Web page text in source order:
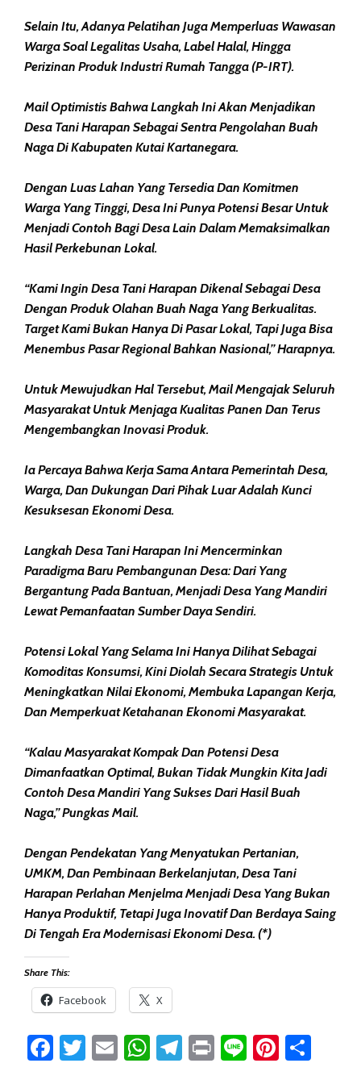
Selain Itu, Adanya Pelatihan Juga Memperluas Wawasan
Warga Soal Legalitas Usaha, Label Halal, Hingga
Perizinan Produk Industri Rumah Tangga (P-IRT).
Mail Optimistis Bahwa Langkah Ini Akan Menjadikan
Desa Tani Harapan Sebagai Sentra Pengolahan Buah
Naga Di Kabupaten Kutai Kartanegara.
Dengan Luas Lahan Yang Tersedia Dan Komitmen
Warga Yang Tinggi, Desa Ini Punya Potensi Besar Untuk
Menjadi Contoh Bagi Desa Lain Dalam Memaksimalkan
Hasil Perkebunan Lokal.
“Kami Ingin Desa Tani Harapan Dikenal Sebagai Desa
Dengan Produk Olahan Buah Naga Yang Berkualitas.
Target Kami Bukan Hanya Di Pasar Lokal, Tapi Juga Bisa
Menembus Pasar Regional Bahkan Nasional,” Harapnya.
Untuk Mewujudkan Hal Tersebut, Mail Mengajak Seluruh
Masyarakat Untuk Menjaga Kualitas Panen Dan Terus
Mengembangkan Inovasi Produk.
Ia Percaya Bahwa Kerja Sama Antara Pemerintah Desa,
Warga, Dan Dukungan Dari Pihak Luar Adalah Kunci
Kesuksesan Ekonomi Desa.
Langkah Desa Tani Harapan Ini Mencerminkan
Paradigma Baru Pembangunan Desa: Dari Yang
Bergantung Pada Bantuan, Menjadi Desa Yang Mandiri
Lewat Pemanfaatan Sumber Daya Sendiri.
Potensi Lokal Yang Selama Ini Hanya Dilihat Sebagai
Komoditas Konsumsi, Kini Diolah Secara Strategis Untuk
Meningkatkan Nilai Ekonomi, Membuka Lapangan Kerja,
Dan Memperkuat Ketahanan Ekonomi Masyarakat.
“Kalau Masyarakat Kompak Dan Potensi Desa
Dimanfaatkan Optimal, Bukan Tidak Mungkin Kita Jadi
Contoh Desa Mandiri Yang Sukses Dari Hasil Buah
Naga,” Pungkas Mail.
Dengan Pendekatan Yang Menyatukan Pertanian,
UMKM, Dan Pembinaan Berkelanjutan, Desa Tani
Harapan Perlahan Menjelma Menjadi Desa Yang Bukan
Hanya Produktif, Tetapi Juga Inovatif Dan Berdaya Saing
Di Tengah Era Modernisasi Ekonomi Desa. (*)
Share This:
Facebook X
Facebook
Twitter
EmailWhatsApp
Telegram
PrintLine